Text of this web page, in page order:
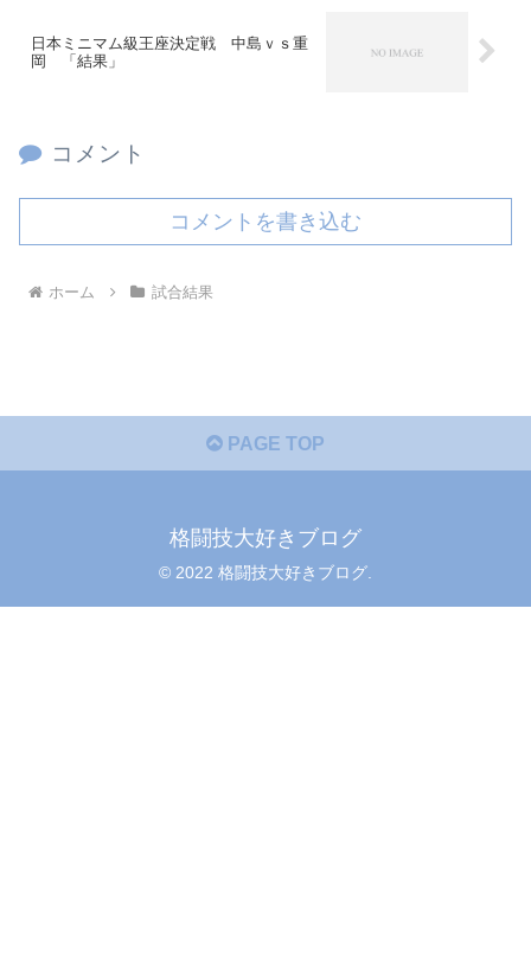
日本ミニマム級王座決定戦 中島ｖｓ重
岡 「結果」
コメント
コメントを書き込む
ホーム 試合結果
PAGE TOP
格闘技大好きブログ
© 2022 格闘技大好きブログ.